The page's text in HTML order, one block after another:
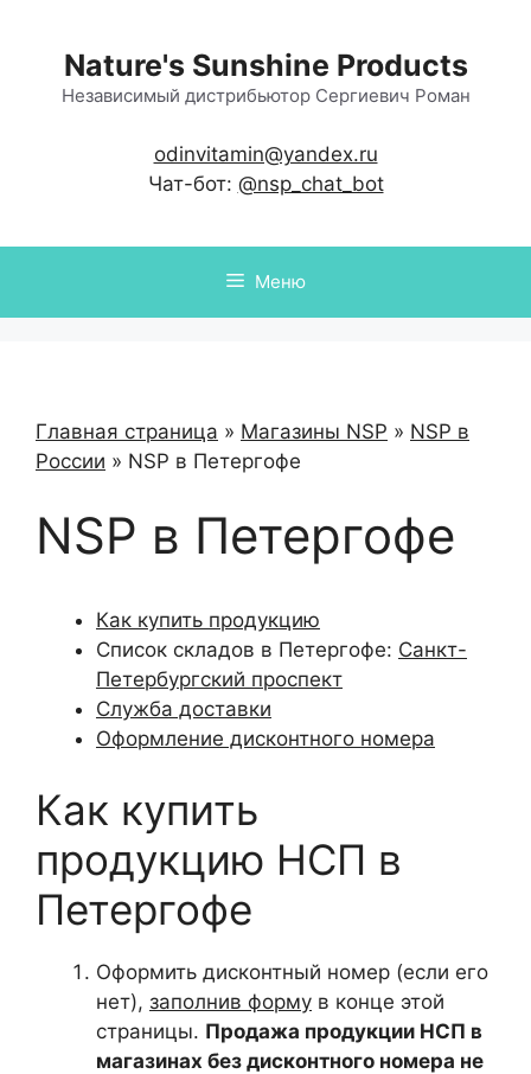
содержимому
Nature's Sunshine Products
Независимый дистрибьютор Сергиевич Роман
odinvitamin@yandex.ru
Чат-бот: @nsp_chat_bot
Меню
Главная страница » Магазины NSP » NSP в
России » NSP в Петергофе
NSP в Петергофе
Как купить продукцию
Список складов в Петергофе: Санкт-
Петербургский проспект
Служба доставки
Оформление дисконтного номера
Как купить
продукцию НСП в
Петергофе
Оформить дисконтный номер (если его
нет), заполнив форму в конце этой
страницы. Продажа продукции НСП в
магазинах без дисконтного номера не